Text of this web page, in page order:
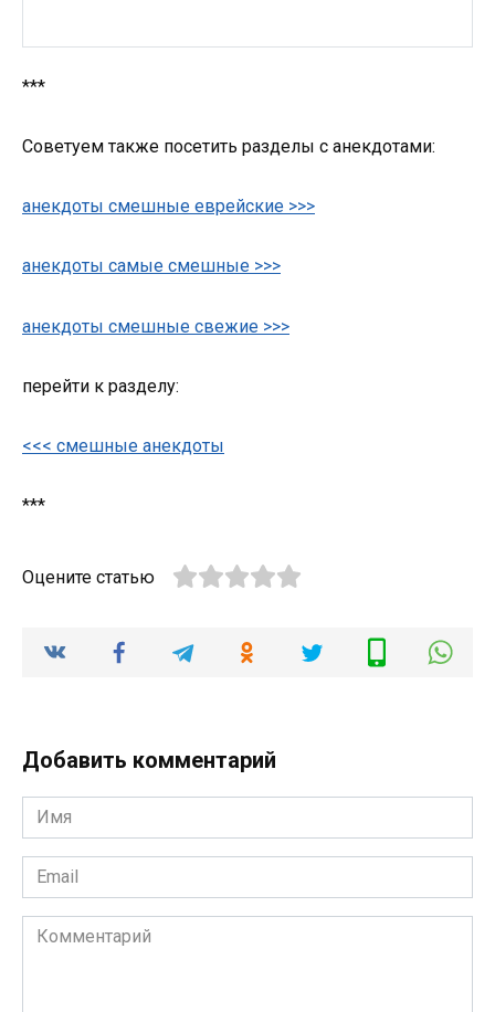
***
Советуем также посетить разделы с анекдотами:
анекдоты смешные еврейские >>>
анекдоты самые смешные >>>
анекдоты смешные свежие >>>
перейти к разделу:
<<< смешные анекдоты
***
Оцените статью
Добавить комментарий
Имя
*
Email
*
Комментарий